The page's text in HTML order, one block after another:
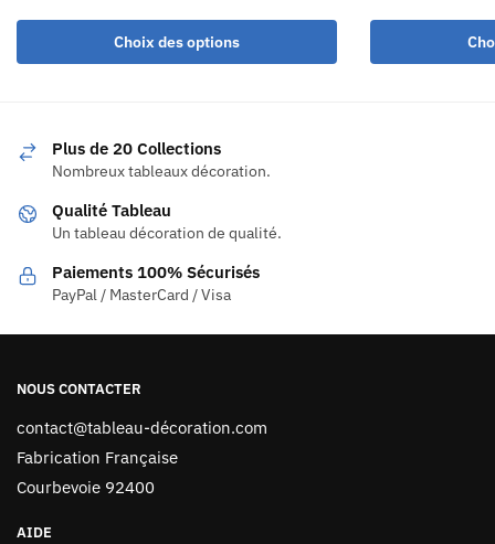
Choix des options
Plus de 20 Collections
Nombreux tableaux décoration.
Qualité Tableau
Un tableau décoration de qualité.
Paiements 100% Sécurisés
PayPal / MasterCard / Visa
NOUS CONTACTER
contact@tableau-décoration.com
Fabrication Française
Courbevoie 92400
AIDE